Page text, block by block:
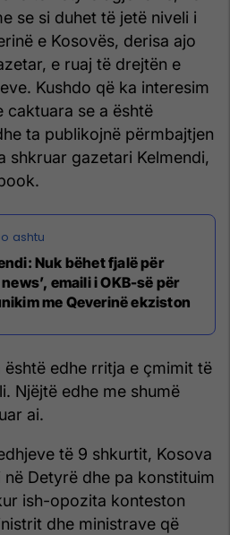
se si duhet të jetë niveli i
e Kosovës, derisa ajo
e ruaj të drejtën e
Kushdo që ka interesim
caktuara se a është
ta publikojnë përmbajtjen
shkruar gazetari Kelmendi,
Nuk bëhet fjalë për
news’, emaili i OKB-së për
me Qeverinë ekziston
është edhe rritja e çmimit të
Njëjtë edhe me shumë
ai.
të 9 shkurtit, Kosova
Detyrë dhe pa konstituim
ish-opozita konteston
dhe ministrave që